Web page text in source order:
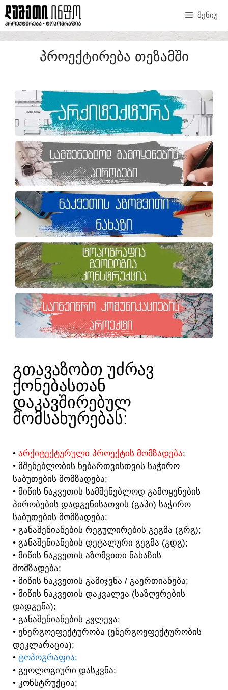
ᲛᲔᲜᲘᲣ
ᲞᲠᲝᲔᲥᲢᲘᲠᲔᲑᲐ ᲗᲔᲖᲐᲛᲨᲘ
ᲒᲗᲐᲕᲐᲖᲝᲑᲗ ᲣᲫᲠᲐᲕ
ᲥᲝᲜᲔᲑᲐᲡᲗᲐᲜ
ᲓᲐᲙᲐᲕᲨᲘᲠᲔᲑᲣᲚ
ᲛᲝᲛᲡᲐᲮᲣᲠᲔᲑᲐᲡ:​
• ᲐᲠᲥᲘᲢᲔᲥᲢᲣᲠᲣᲚᲘ ᲞᲠᲝᲔᲥᲢᲘᲡ ᲛᲝᲛᲖᲐᲓᲔᲑᲐ;
• ᲛᲨᲔᲜᲔᲑᲚᲝᲑᲘᲡ ᲜᲔᲑᲐᲠᲗᲕᲘᲡᲗᲕᲘᲡ ᲡᲐᲭᲘᲠᲝ
ᲡᲐᲑᲣᲗᲔᲑᲘᲡ ᲛᲝᲛᲖᲐᲓᲔᲑᲐ;
• ᲛᲘᲬᲘᲡ ᲜᲐᲙᲕᲔᲗᲘᲡ ᲡᲐᲛᲨᲔᲜᲔᲑᲚᲝᲓ ᲒᲐᲛᲝᲧᲔᲜᲔᲑᲘᲡ
ᲞᲘᲠᲝᲑᲔᲑᲘᲡ ᲓᲐᲓᲒᲔᲜᲘᲡᲐᲗᲕᲘᲡ (ᲒᲐᲞᲘ) ᲡᲐᲭᲘᲠᲝ
ᲡᲐᲑᲣᲗᲔᲑᲘᲡ ᲛᲝᲛᲖᲐᲓᲔᲑᲐ;
• ᲒᲐᲜᲐᲨᲔᲜᲘᲐᲜᲔᲑᲘᲡ ᲠᲔᲒᲣᲚᲘᲠᲔᲑᲘᲡ ᲒᲔᲒᲛᲐ (ᲒᲠᲒ);
• ᲒᲐᲜᲐᲨᲔᲜᲘᲐᲜᲔᲑᲘᲡ ᲓᲔᲢᲐᲚᲣᲠᲘ ᲒᲔᲒᲛᲐ (ᲒᲓᲒ);
• ᲛᲘᲬᲘᲡ ᲜᲐᲙᲕᲔᲗᲘᲡ ᲐᲖᲝᲛᲕᲘᲗᲘ ᲜᲐᲮᲐᲖᲘᲡ
ᲛᲝᲛᲖᲐᲓᲔᲑᲐ;
• ᲛᲘᲬᲘᲡ ᲜᲐᲙᲕᲔᲗᲘᲡ ᲒᲐᲛᲘᲯᲕᲜᲐ / ᲒᲐᲔᲠᲗᲘᲐᲜᲔᲑᲐ;
• ᲛᲘᲬᲘᲡ ᲜᲐᲙᲕᲔᲗᲘᲡ ᲓᲐᲙᲕᲐᲚᲕᲐ (ᲡᲐᲖᲦᲕᲠᲔᲑᲘᲡ
ᲓᲐᲓᲒᲔᲜᲐ);
• ᲒᲐᲜᲐᲨᲔᲜᲘᲐᲜᲔᲑᲘᲡ ᲙᲕᲚᲔᲕᲐ;
• ᲔᲜᲔᲠᲒᲝᲔᲤᲔᲥᲢᲣᲠᲝᲑᲐ (ᲔᲜᲔᲠᲒᲝᲔᲤᲔᲥᲢᲣᲠᲝᲑᲘᲡ
ᲓᲔᲙᲚᲐᲠᲐᲪᲘᲐ);
• ᲢᲝᲞᲝᲒᲠᲐᲤᲘᲐ;
• ᲒᲔᲝᲚᲝᲒᲘᲣᲠᲘ ᲓᲐᲡᲙᲕᲜᲐ;
• ᲙᲝᲜᲡᲢᲠᲣᲥᲪᲘᲐ;